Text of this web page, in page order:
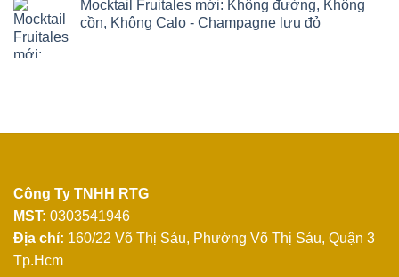
Mocktail Fruitales mới: Không đường, Không
cồn, Không Calo - Champagne lựu đỏ
Công Ty TNHH RTG
MST: 0303541946
Địa chỉ: 160/22 Võ Thị Sáu, Phường Võ Thị Sáu, Quận 3
Tp.Hcm